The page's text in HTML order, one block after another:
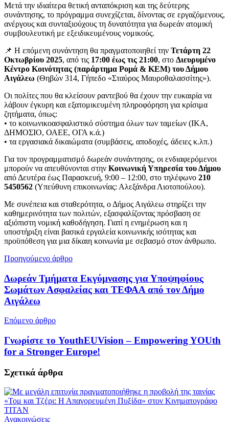
Μετά την ιδιαίτερα θετική ανταπόκριση και της δεύτερης
συνάντησης, το πρόγραμμα συνεχίζεται, δίνοντας σε εργαζόμενους,
ανέργους και συνταξιούχους τη δυνατότητα για δωρεάν ατομική
συμβουλευτική με εξειδικευμένους νομικούς.
📌 Η επόμενη συνάντηση θα πραγματοποιηθεί την Τετάρτη 22
Οκτωβρίου 2025, από τις 17:00 έως τις 21:00, στο Διευρυμένο
Κέντρο Κοινότητας (παράρτημα Ρομά & ΚΕΜ) του Δήμου
Αιγάλεω (Θηβών 314, Γήπεδο «Σταύρος Μαυροθαλασσίτης»).
Οι πολίτες που θα κλείσουν ραντεβού θα έχουν την ευκαιρία να
λάβουν έγκυρη και εξατομικευμένη πληροφόρηση για κρίσιμα
ζητήματα, όπως:
• το κοινωνικοασφαλιστικό σύστημα όλων των ταμείων (ΙΚΑ,
ΔΗΜΟΣΙΟ, ΟΑΕΕ, ΟΓΑ κ.ά.)
• τα εργασιακά δικαιώματα (συμβάσεις, αποδοχές, άδειες κ.λπ.)
Για τον προγραμματισμό δωρεάν συνάντησης, οι ενδιαφερόμενοι
μπορούν να απευθύνονται στην Κοινωνική Υπηρεσία του Δήμου
από Δευτέρα έως Παρασκευή, 9:00 – 12:00, στο τηλέφωνο 210
5450562 (Υπεύθυνη επικοινωνίας: Αλεξάνδρα Λιοτοπούλου).
Με συνέπεια και σταθερότητα, ο Δήμος Αιγάλεω στηρίζει την
καθημερινότητα των πολιτών, εξασφαλίζοντας πρόσβαση σε
αξιόπιστη νομική καθοδήγηση. Γιατί η ενημέρωση και η
υποστήριξη είναι βασικά εργαλεία κοινωνικής ισότητας και
προϋπόθεση για μια δίκαιη κοινωνία με σεβασμό στον άνθρωπο.
Προηγούμενο άρθρο
Δωρεάν Τμήματα Εκγύμνασης για Υποψηφίους
Σωμάτων Ασφαλείας και ΤΕΦΑΑ από τον Δήμο
Αιγάλεω
Επόμενο άρθρο
Γνωρίστε το YouthEUVision – Empowering YOUth
for a Stronger Europe!
Σχετικά άρθρα
Ανακοινώσεις